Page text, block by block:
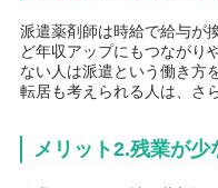
派遣薬剤師は時給で給与が
ど年収アップにもつながり
ない人は派遣という働き方
転居も考えられる人は、さ
メリット2.残業が少